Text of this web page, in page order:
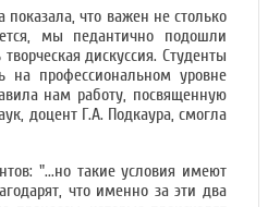
что важен не столько
мы педантично подошли
дискуссия. Студенты
на профессиональном уровне
нам работу, посвященную
доцент Г.А. Подкаура, смогла
"...но такие условия имеют
что именно за эти два